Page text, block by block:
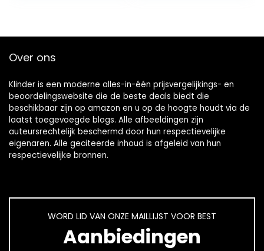
Over ons
Klinder is een moderne alles-in-één prijsvergelijkings- en
beoordelingswebsite die de beste deals biedt die
beschikbaar zijn op amazon en u op de hoogte houdt via de
laatst toegevoegde blogs. Alle afbeeldingen zijn
auteursrechtelijk beschermd door hun respectievelijke
eigenaren. Alle geciteerde inhoud is afgeleid van hun
respectievelijke bronnen.
WORD LID VAN ONZE MAILLIJST VOOR BEST
Aanbiedingen